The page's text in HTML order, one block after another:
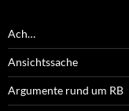
Ach…
Ansichtssache
Argumente rund um RB